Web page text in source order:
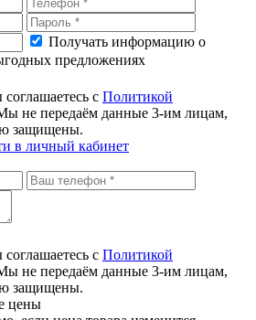
Получать информацию о
предложениях
с Политикой
не передаём данные 3-им лицам,
защищены.
в личный кабинет
с Политикой
не передаём данные 3-им лицам,
защищены.
цены